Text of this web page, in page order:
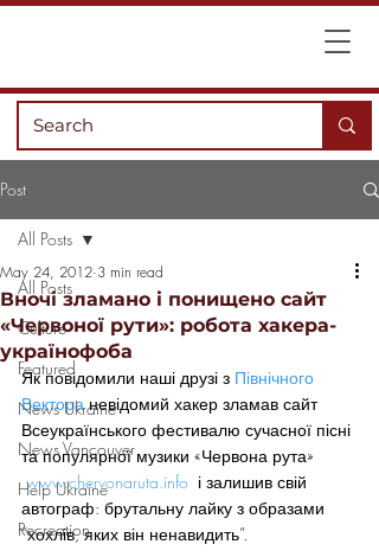
Post
All Posts
Culture
Featured
News Ukraine
News Vancouver
Help Ukraine
Recreation
All Posts
Вночі зламано і понищено сайт
«Червоної рути»: робота хакера-
українофоба
May 24, 2012 3 min read
Як повідомили наші друзі з Північного
Вектора невідомий хакер зламав сайт
Всеукраїнського фестивалю сучасної пісні
та популярної музики «Червона рута»
www.chervonaruta.info і залишив свій
автограф: брутальну лайку з образами
“хохлів, яких він ненавидить”.